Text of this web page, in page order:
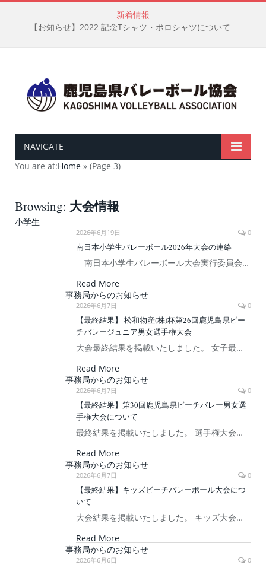
新着情報
【お知らせ】2022 記念Tシャツ・ポロシャツについて
NAVIGATE
You are at:Home » (Page 3)
Browsing: 大会情報
小学生
2026年6月19日 0
南日本小学生バレーボール2026年大会の連絡
南日本小学生バレーボール大会実行委員会…
Read More
事務局からのお知らせ
2026年6月7日 0
【最終結果】 松和物産(株)杯第26回鹿児島県ビー
チバレージュニア男女選手権大会
大会最終結果を掲載いたしました。 女子最…
Read More
事務局からのお知らせ
2026年6月7日 0
【最終結果】第30回鹿児島県ビーチバレー男女選
手権大会について
最終結果を掲載いたしました。 選手権大会…
Read More
事務局からのお知らせ
2026年6月7日 0
【最終結果】キッズビーチバレーボール大会につ
いて
大会結果を掲載いたしました。 キッズ大会…
Read More
事務局からのお知らせ
2026年6月6日 0